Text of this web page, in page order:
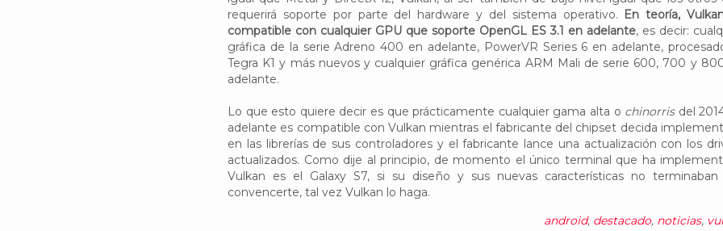
requerirá soporte por parte del hardware y del sistema operativo. En teoría,
compatible con cualquier GPU que soporte OpenGL ES 3.1 en adelante, es decir:
gráfica de la serie Adreno 400 en adelante, PowerVR Series 6 en adelante,
Tegra K1 y más nuevos y cualquier gráfica genérica ARM Mali de serie 600, 700 y
adelante.
Lo que esto quiere decir es que prácticamente cualquier gama alta o chinorrisdel
adelante es compatible con Vulkan mientras el fabricante del chipset decida
en las librerías de sus controladores y el fabricante lance una actualización con los
actualizados. Como dije al principio, de momento el único terminal que ha
Vulkan es el Galaxy S7, si su diseño y sus nuevas características no terminaban
convencerte, tal vez Vulkan lo haga.
android, destacado, noticias,